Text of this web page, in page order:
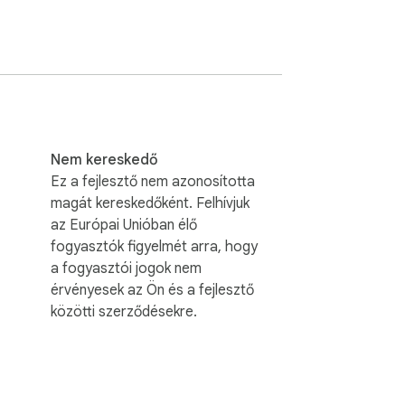
Nem kereskedő
Ez a fejlesztő nem azonosította
magát kereskedőként. Felhívjuk
az Európai Unióban élő
fogyasztók figyelmét arra, hogy
a fogyasztói jogok nem
érvényesek az Ön és a fejlesztő
közötti szerződésekre.